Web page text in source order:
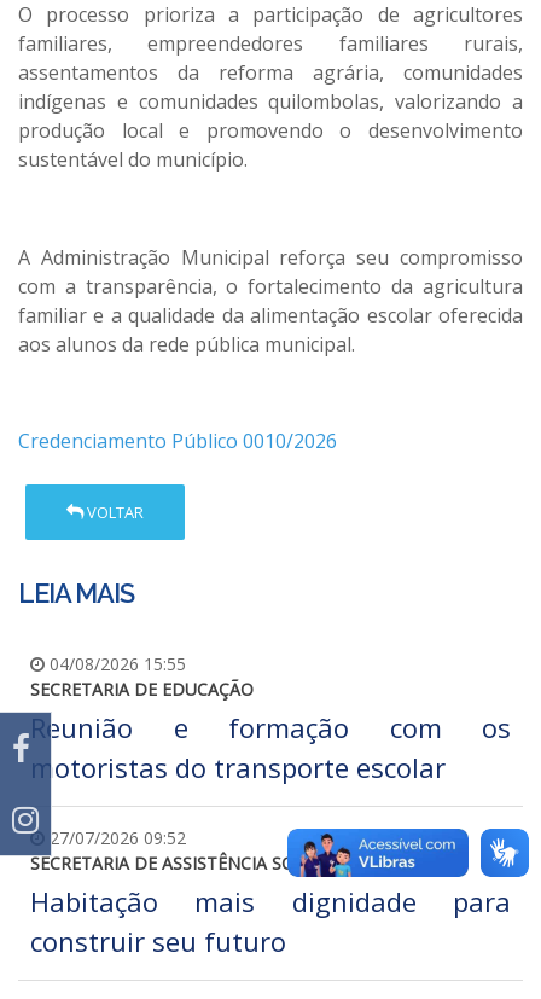
O processo prioriza a participação de agricultores
familiares, empreendedores familiares rurais,
assentamentos da reforma agrária, comunidades
indígenas e comunidades quilombolas, valorizando a
produção local e promovendo o desenvolvimento
sustentável do município.
A Administração Municipal reforça seu compromisso
com a transparência, o fortalecimento da agricultura
familiar e a qualidade da alimentação escolar oferecida
aos alunos da rede pública municipal.
Credenciamento Público 0010/2026
VOLTAR
LEIA MAIS
04/08/2026 15:55
SECRETARIA DE EDUCAÇÃO
Reunião e formação com os
motoristas do transporte escolar
27/07/2026 09:52
SECRETARIA DE ASSISTÊNCIA SOCIAL
Habitação mais dignidade para
construir seu futuro